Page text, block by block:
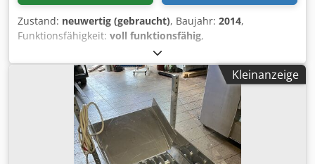
Zustand: neuwertig (gebraucht), Baujahr: 2014,
Funktionsfähigkeit: voll funktionsfähig,
Maschinen-/Fahrzeugnummer:
Der Separator trennt Spritzguss-Kunststoffteile von den
Angüssen mittels einer rotierenden Schnecke/Walze
anhand der unterschiedlichen Bauteilgrößen. Dsdpfezau
Uhox Amneck Zustand neuwertig!
Kleinanzeige